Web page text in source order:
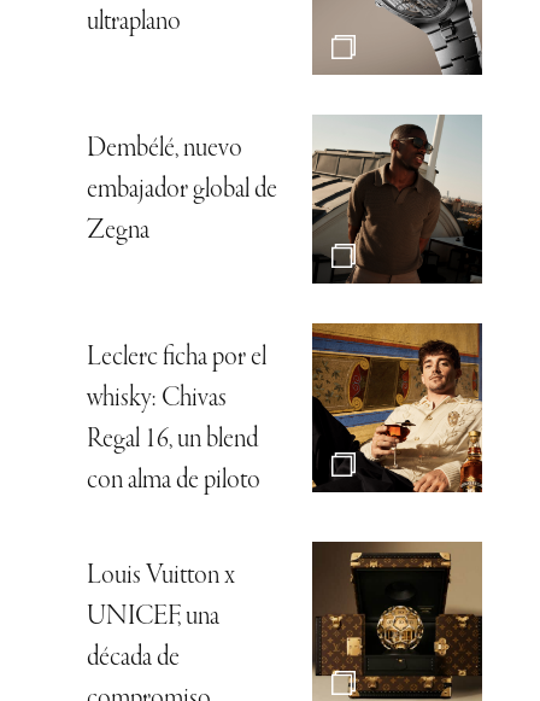
ultraplano
Dembélé, nuevo
embajador global de
Zegna
Leclerc ficha por el
whisky: Chivas
Regal 16, un blend
con alma de piloto
Louis Vuitton x
UNICEF, una
década de